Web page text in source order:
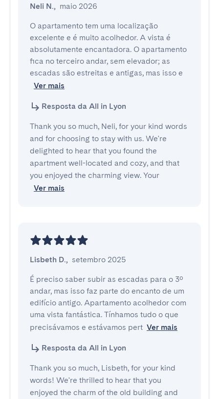
Neli N., maio 2026
O apartamento tem uma localização
excelente e é muito acolhedor. A vista é
absolutamente encantadora. O apartamento
fica no terceiro andar, sem elevador; as
escadas são estreitas e antigas, mas isso e
Ver mais
Resposta da All in Lyon
Thank you so much, Neli, for your kind words
and for choosing to stay with us. We're
delighted to hear that you found the
apartment well-located and cozy, and that
you enjoyed the charming view. Your
Ver mais
Lisbeth D., setembro 2025
É preciso saber subir as escadas para o 3º
andar, mas isso faz parte do encanto de um
edifício antigo. Apartamento acolhedor com
uma vista fantástica. Tínhamos tudo o que
precisávamos e estávamos pert Ver mais
Resposta da All in Lyon
Thank you so much, Lisbeth, for your kind
words! We're thrilled to hear that you
enjoyed the charm of the old building and